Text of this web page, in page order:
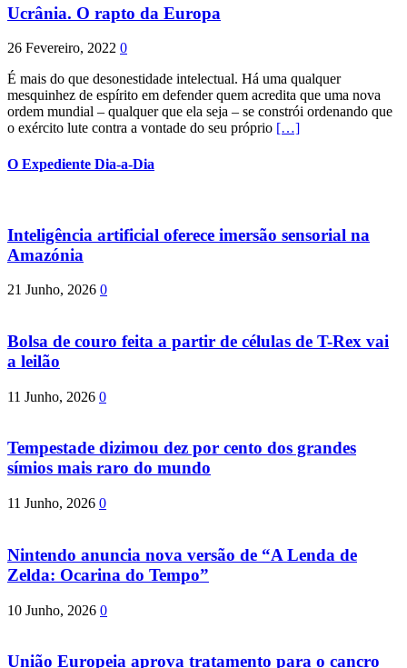
Ucrânia. O rapto da Europa
26 Fevereiro, 2022 0
É mais do que desonestidade intelectual. Há uma qualquer
mesquinhez de espírito em defender quem acredita que uma nova
ordem mundial – qualquer que ela seja – se constrói ordenando que
o exército lute contra a vontade do seu próprio […]
O Expediente Dia-a-Dia
Inteligência artificial oferece imersão sensorial na
Amazónia
21 Junho, 2026 0
Bolsa de couro feita a partir de células de T-Rex vai
a leilão
11 Junho, 2026 0
Tempestade dizimou dez por cento dos grandes
símios mais raro do mundo
11 Junho, 2026 0
Nintendo anuncia nova versão de “A Lenda de
Zelda: Ocarina do Tempo”
10 Junho, 2026 0
União Europeia aprova tratamento para o cancro